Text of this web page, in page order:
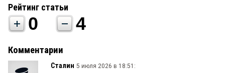
Рейтинг статьи
0 4
Комментарии
Сталин 5 июля 2026 в 18:51: